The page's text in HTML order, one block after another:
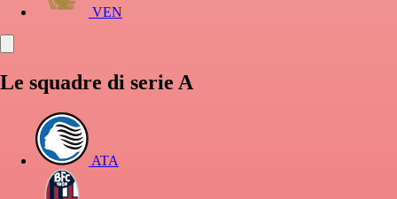
VEN
Le squadre di serie A
ATA